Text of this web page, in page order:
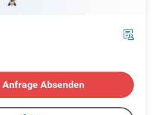
Anfrage Absenden